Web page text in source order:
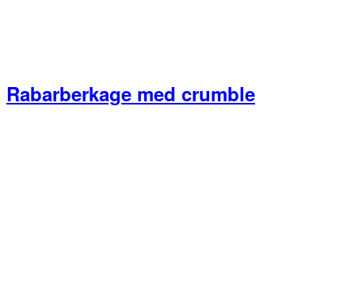
Rabarberkage med crumble